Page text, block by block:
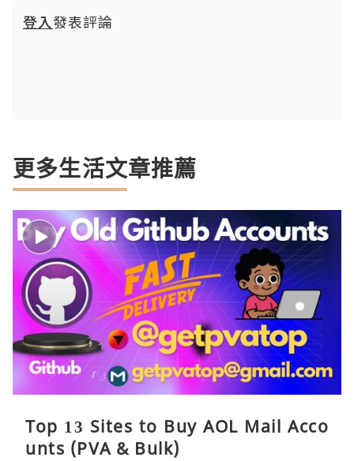
登入發表評論
更多生活文章推薦
Top 13 Sites to Buy AOL Mail Acco
unts (PVA & Bulk)